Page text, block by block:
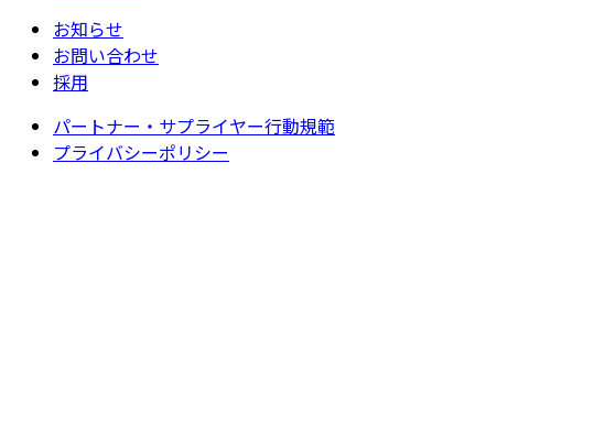
お知らせ
お問い合わせ
採用
パートナー・サプライヤー行動規範
プライバシーポリシー